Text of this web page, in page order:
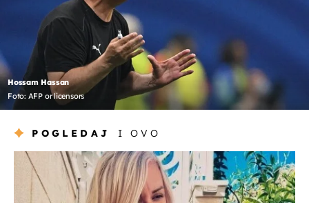
Hossam Hassan
Foto: AFP or licensors
POGLEDAJ I OVO